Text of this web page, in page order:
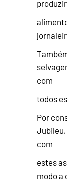
com
todos
Por
Jubileu,
com
estes
modo a